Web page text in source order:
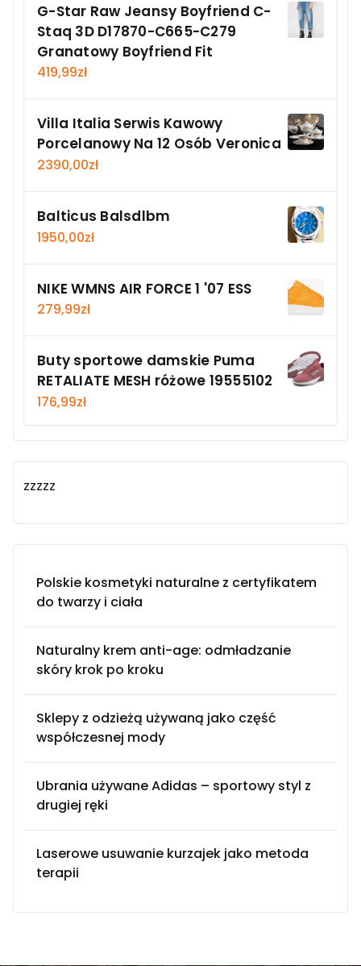
G-Star Raw Jeansy Boyfriend C-
Staq 3D D17870-C665-C279
Granatowy Boyfriend Fit
419,99zł
Villa Italia Serwis Kawowy
Porcelanowy Na 12 Osób Veronica
2390,00zł
Balticus Balsdlbm
1950,00zł
NIKE WMNS AIR FORCE 1 '07 ESS
279,99zł
Buty sportowe damskie Puma
RETALIATE MESH różowe 19555102
176,99zł
zzzzz
Polskie kosmetyki naturalne z certyfikatem
do twarzy i ciała
Naturalny krem anti-age: odmładzanie
skóry krok po kroku
Sklepy z odzieżą używaną jako część
współczesnej mody
Ubrania używane Adidas – sportowy styl z
drugiej ręki
Laserowe usuwanie kurzajek jako metoda
terapii